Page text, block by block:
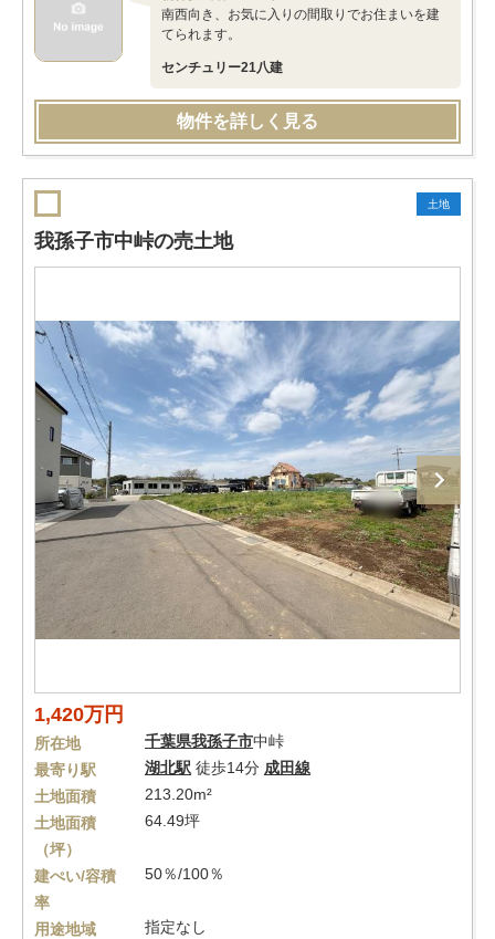
南西向き、お気に入りの間取りでお住まいを建
てられます。
センチュリー21八建
物件を詳しく見る
土地
我孫子市中峠の売土地
1,420万円
所在地 千葉県我孫子市中峠
最寄り駅
湖北駅 徒歩14分 成田線
土地面積
213.20m²
土地面積
（坪）
64.49坪
建ぺい/容積
率
50％/100％
用途地域
指定なし